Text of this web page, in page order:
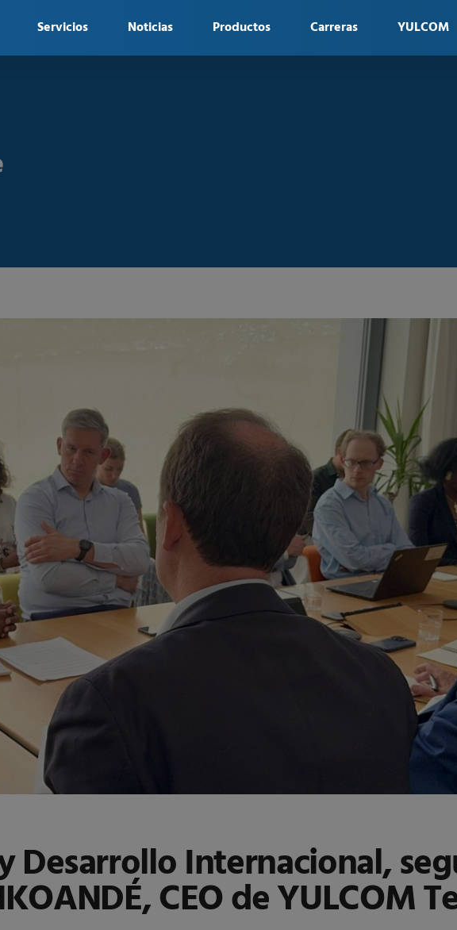
Servicios Noticias Productos Carreras YULCOM
Internacional,
CEO de YULCOM